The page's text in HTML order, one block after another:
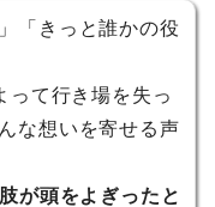
「きっと誰かの役
って行き場を失っ
な想いを寄せる声
が頭をよぎったと